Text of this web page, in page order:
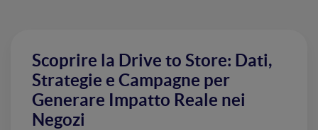
Scoprire la Drive to Store: Dati,
Strategie e Campagne per
Generare Impatto Reale nei
Negozi